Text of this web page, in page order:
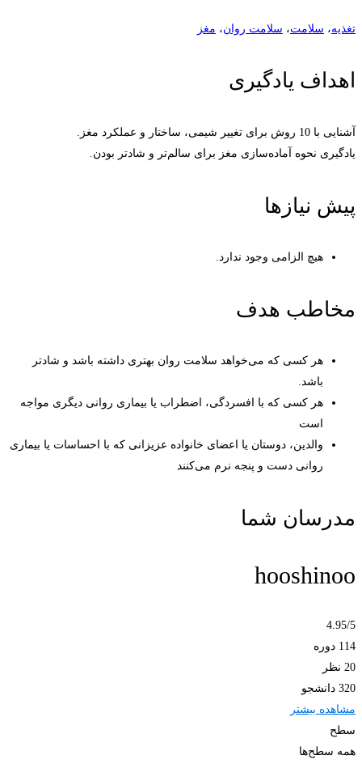
تغذیه، سلامت، سلامت روان، مغز
اهداف یادگیری
آشنایی با 10 روش برای تغییر شیمی، ساختار و عملکرد مغز.
یادگیری نحوه آماده‌سازی مغز برای سالم‌تر و شادتر بودن.
پیش نیازها
هیچ الزامی وجود ندارد.
مخاطب هدف
هر کسی که می‌خواهد سلامت روان بهتری داشته باشد و شادتر
باشد.
هر کسی که با افسردگی، اضطراب یا بیماری روانی دیگری مواجه
است
والدین، دوستان یا اعضای خانواده عزیزانی که با احساسات یا بیماری
روانی دست و پنجه نرم می‌کنند
مدرسان شما
hooshinoo
4.95/5
114 دوره
20 نظر
320 دانشجو
مشاهده بیشتر
سطح
همه سطح‌ها